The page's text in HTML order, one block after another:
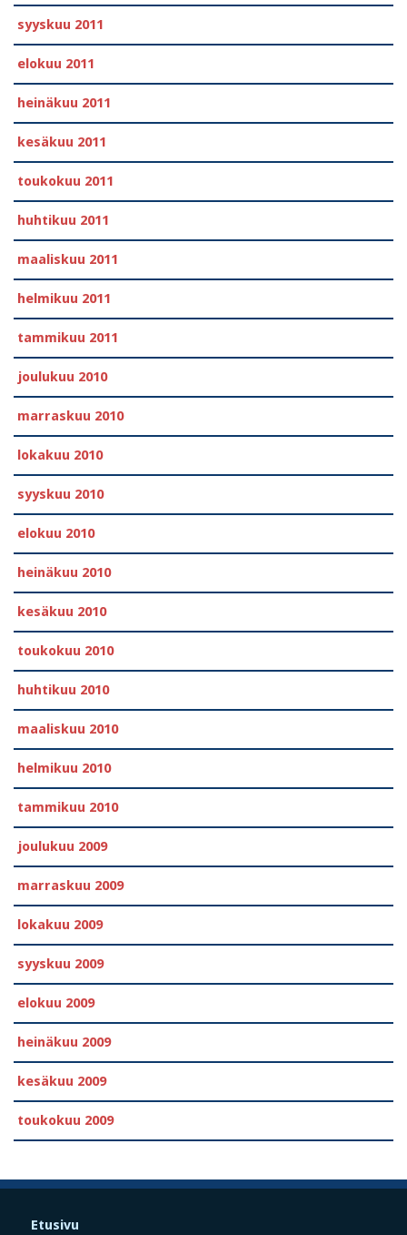
syyskuu 2011
elokuu 2011
heinäkuu 2011
kesäkuu 2011
toukokuu 2011
huhtikuu 2011
maaliskuu 2011
helmikuu 2011
tammikuu 2011
joulukuu 2010
marraskuu 2010
lokakuu 2010
syyskuu 2010
elokuu 2010
heinäkuu 2010
kesäkuu 2010
toukokuu 2010
huhtikuu 2010
maaliskuu 2010
helmikuu 2010
tammikuu 2010
joulukuu 2009
marraskuu 2009
lokakuu 2009
syyskuu 2009
elokuu 2009
heinäkuu 2009
kesäkuu 2009
toukokuu 2009
Etusivu